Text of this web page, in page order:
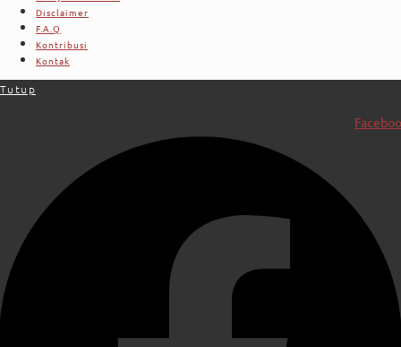
Disclaimer
F.A.Q
Kontribusi
Kontak
Tutup